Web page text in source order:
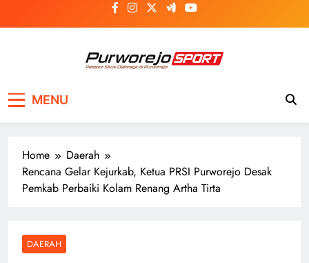
to
MENU
Home
Daerah
Rencana Gelar Kejurkab, Ketua PRSI Purworejo Desak
Pemkab Perbaiki Kolam Renang Artha Tirta
DAERAH